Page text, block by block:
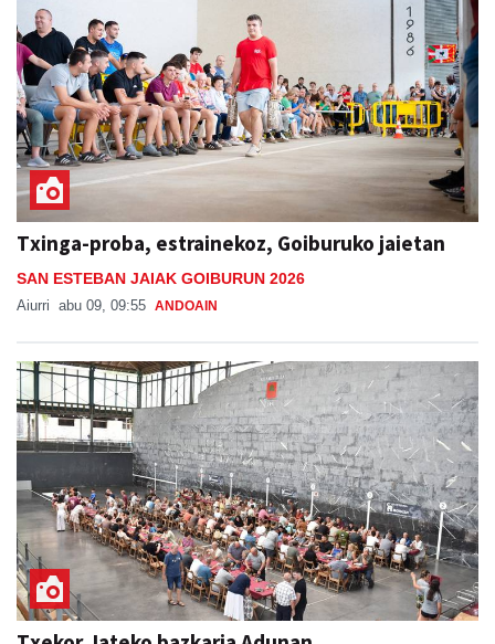
Txinga-proba, estrainekoz, Goiburuko jaietan
SAN ESTEBAN JAIAK GOIBURUN 2026
Aiurri abu 09, 09:55 ANDOAIN